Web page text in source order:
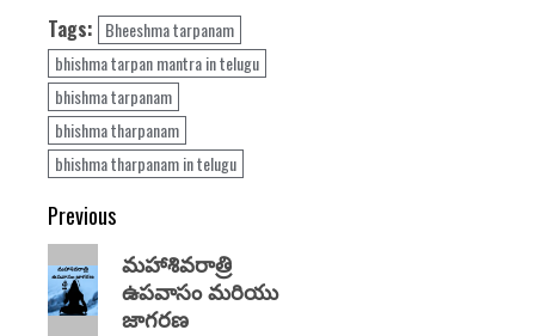
Tags: Bheeshma tarpanam
bhishma tarpan mantra in telugu
bhishma tarpanam
bhishma tharpanam
bhishma tharpanam in telugu
Previous
మహాశివరాత్రి
ఉపవాసం మరియు
జాగరణ